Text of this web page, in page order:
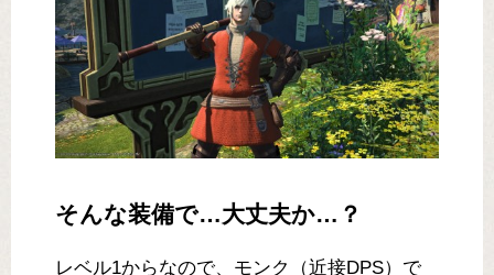
そんな装備で…大丈夫か…？
レベル1からなので、モンク（近接DPS）で